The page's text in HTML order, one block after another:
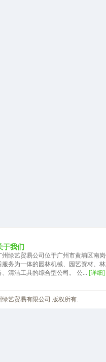
于我们
州绿艺贸易公司位于广州市黄埔区南
服务为一体的园林机械、园艺资材、
、清洁工具的综合型公司。 公... [详细]
绿艺贸易有限公司 版权所有.